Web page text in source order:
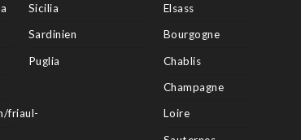
friaul-
Sicilia
Sardinien
Puglia
Elsass
Bourgogne
Chablis
Champagne
Loire